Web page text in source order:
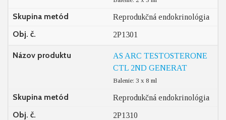
Skupina metód Reprodukčná endokrinológia
Obj. č. 2P1301
Názov produktu
AS ARC TESTOSTERONE
CTL 2ND GENERAT
Balenie: 3 x 8 ml
Skupina metód Reprodukčná endokrinológia
Obj. č. 2P1310